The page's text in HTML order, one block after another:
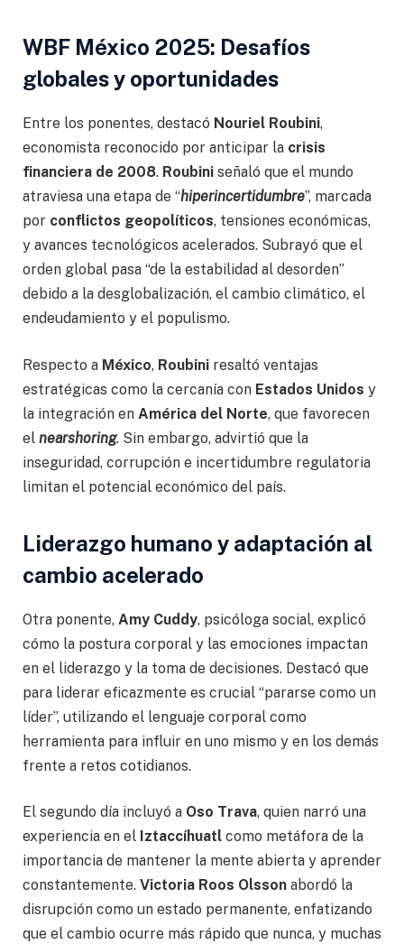
WBF México 2025: Desafíos
globales y oportunidades
Entre los ponentes, destacó Nouriel Roubini,
economista reconocido por anticipar la crisis
financiera de 2008. Roubini señaló que el mundo
atraviesa una etapa de “hiperincertidumbre”, marcada
por conflictos geopolíticos, tensiones económicas,
y avances tecnológicos acelerados. Subrayó que el
orden global pasa “de la estabilidad al desorden”
debido a la desglobalización, el cambio climático, el
endeudamiento y el populismo.
Respecto a México, Roubini resaltó ventajas
estratégicas como la cercanía con Estados Unidos y
la integración en América del Norte, que favorecen
el nearshoring. Sin embargo, advirtió que la
inseguridad, corrupción e incertidumbre regulatoria
limitan el potencial económico del país.
Liderazgo humano y adaptación al
cambio acelerado
Otra ponente, Amy Cuddy, psicóloga social, explicó
cómo la postura corporal y las emociones impactan
en el liderazgo y la toma de decisiones. Destacó que
para liderar eficazmente es crucial “pararse como un
líder”, utilizando el lenguaje corporal como
herramienta para influir en uno mismo y en los demás
frente a retos cotidianos.
El segundo día incluyó a Oso Trava, quien narró una
experiencia en el Iztaccíhuatl como metáfora de la
importancia de mantener la mente abierta y aprender
constantemente. Victoria Roos Olsson abordó la
disrupción como un estado permanente, enfatizando
que el cambio ocurre más rápido que nunca, y muchas